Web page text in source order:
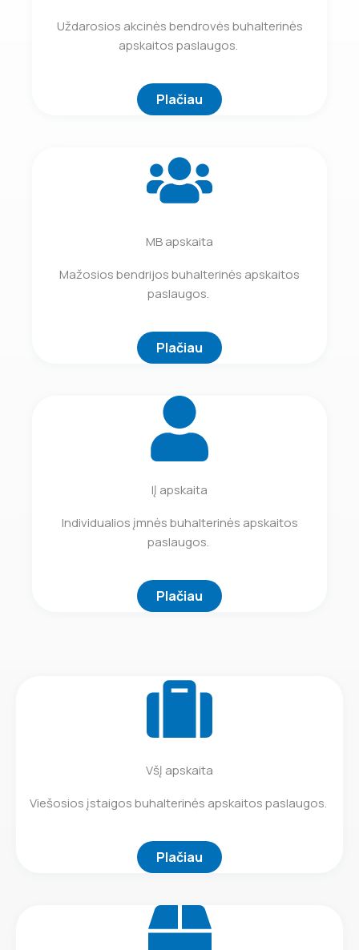
Uždarosios akcinės bendrovės buhalterinės
apskaitos paslaugos.
Plačiau
MB apskaita
Mažosios bendrijos buhalterinės apskaitos
paslaugos.
Plačiau
IĮ apskaita
Individualios įmnės buhalterinės apskaitos
paslaugos.
Plačiau
VšĮ apskaita
Viešosios įstaigos buhalterinės apskaitos paslaugos.
Plačiau